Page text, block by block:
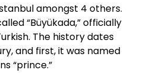
amongst 4 others.
“Büyükada,” officially
The history dates
and first, it was named
“prince.”